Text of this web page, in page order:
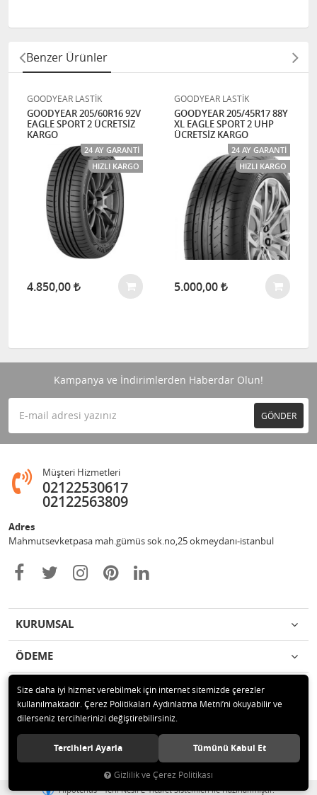
Benzer Ürünler
GOODYEAR LASTİK
GOODYEAR 205/60R16 92V
EAGLE SPORT 2 ÜCRETSİZ
KARGO
24 AY GARANTI
HIZLI KARGO
4.850,00
GOODYEAR LASTİK
GOODYEAR 205/45R17 88Y
XL EAGLE SPORT 2 UHP
ÜCRETSİZ KARGO
24 AY GARANTI
HIZLI KARGO
5.000,00
Kampanya ve İndirimlerden Haberdar Olun!
GÖNDER
Müşteri Hizmetleri
02122530617
02122563809
Adres
Mahmutsevketpasa mah.gümüs sok.no,25 okmeydanı-istanbul
KURUMSAL
ÖDEME
İLETİŞİM
© 2020 Metin otomotiv hizmet ve ticaret ltd.şti Tüm hakları saklıdır.
Hipotenüs Yeni Nesil E-Ticaret Sistemleri ile Hazırlanmıştır.
Size daha iyi hizmet verebilmek için internet sitemizde çerezler
kullanılmaktadır. Çerez Politikaları Aydınlatma Metni’ni okuyabilir ve
dilerseniz tercihlerinizi değiştirebilirsiniz.
Tercihleri Ayarla Tümünü Kabul Et
Gizlilik ve Çerez Politikası